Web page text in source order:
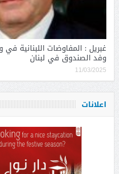
غبريل : المفاوضات اللبنانية
وفد الصندوق في لبنان
11/03/2025
اعلانات